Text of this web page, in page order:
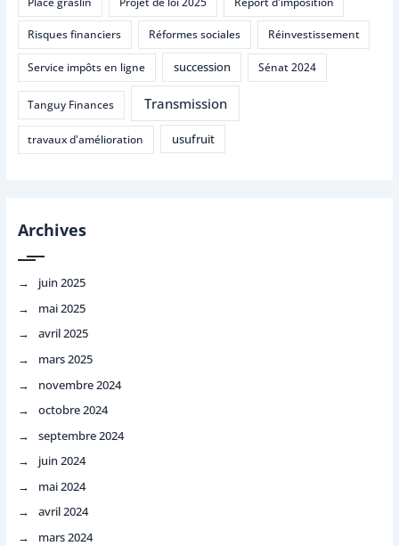
Risques financiers Réformes sociales Réinvestissement
Service impôts en ligne succession Sénat 2024
Tanguy Finances Transmission
travaux d'amélioration usufruit
Archives
juin 2025
mai 2025
avril 2025
mars 2025
novembre 2024
octobre 2024
septembre 2024
juin 2024
mai 2024
avril 2024
mars 2024